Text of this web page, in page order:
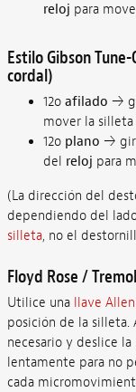
reloj para
Estilo Gibson
cordal)
12o afilado →
mover la silleta
12o plano →
del reloj para
(La dirección del
dependiendo del
silleta, no el
Floyd Rose /
Utilice una llave Allen
posición de la silleta.
necesario y deslice
lentamente para no
cada